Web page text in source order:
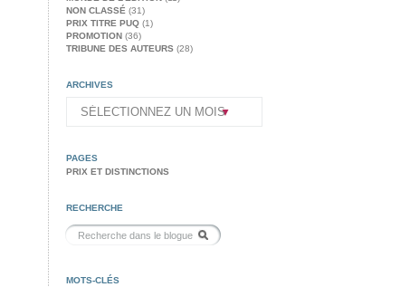
NON CLASSÉ (31)
PRIX TITRE PUQ (1)
PROMOTION (36)
TRIBUNE DES AUTEURS (28)
ARCHIVES
PAGES
PRIX ET DISTINCTIONS
RECHERCHE
MOTS-CLÉS